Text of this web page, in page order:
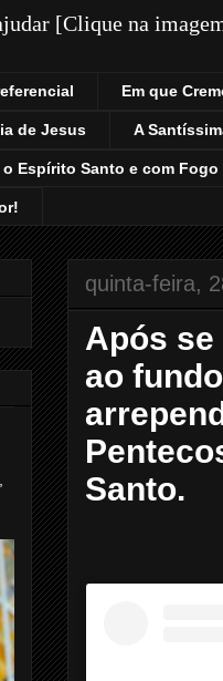
[Clique na
Em que
de Jesus A
Espírito Santo e com Fogo
quinta-feira,
Após se
ao
Santo.